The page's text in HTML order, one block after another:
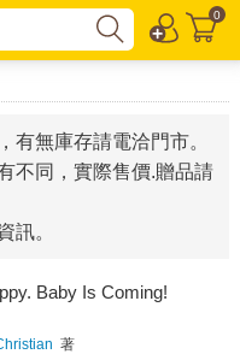
0
無庫存請電洽門市。
不同，實際售價.贈品請
訊。
Baby Is Coming!
著